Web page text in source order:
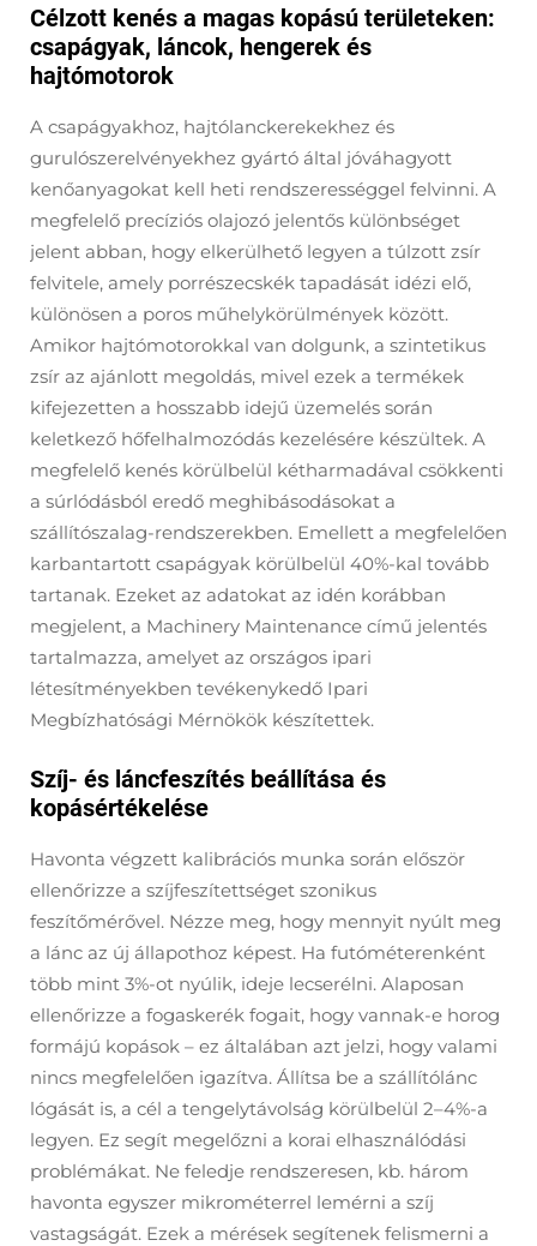
Célzott kenés a magas kopású területeken:
csapágyak, láncok, hengerek és
hajtómotorok
A csapágyakhoz, hajtólanckerekekhez és
gurulószerelvényekhez gyártó által jóváhagyott
kenőanyagokat kell heti rendszerességgel felvinni. A
megfelelő precíziós olajozó jelentős különbséget
jelent abban, hogy elkerülhető legyen a túlzott zsír
felvitele, amely porrészecskék tapadását idézi elő,
különösen a poros műhelykörülmények között.
Amikor hajtómotorokkal van dolgunk, a szintetikus
zsír az ajánlott megoldás, mivel ezek a termékek
kifejezetten a hosszabb idejű üzemelés során
keletkező hőfelhalmozódás kezelésére készültek. A
megfelelő kenés körülbelül kétharmadával csökkenti
a súrlódásból eredő meghibásodásokat a
szállítószalag-rendszerekben. Emellett a megfelelően
karbantartott csapágyak körülbelül 40%-kal tovább
tartanak. Ezeket az adatokat az idén korábban
megjelent, a Machinery Maintenance című jelentés
tartalmazza, amelyet az országos ipari
létesítményekben tevékenykedő Ipari
Megbízhatósági Mérnökök készítettek.
Szíj- és láncfeszítés beállítása és
kopásértékelése
Havonta végzett kalibrációs munka során először
ellenőrizze a szíjfeszítettséget szonikus
feszítőmérővel. Nézze meg, hogy mennyit nyúlt meg
a lánc az új állapothoz képest. Ha futóméterenként
több mint 3%-ot nyúlik, ideje lecserélni. Alaposan
ellenőrizze a fogaskerék fogait, hogy vannak-e horog
formájú kopások – ez általában azt jelzi, hogy valami
nincs megfelelően igazítva. Állítsa be a szállítólánc
lógását is, a cél a tengelytávolság körülbelül 2–4%-a
legyen. Ez segít megelőzni a korai elhasználódási
problémákat. Ne feledje rendszeresen, kb. három
havonta egyszer mikrométerrel lemérni a szíj
vastagságát. Ezek a mérések segítenek felismerni a